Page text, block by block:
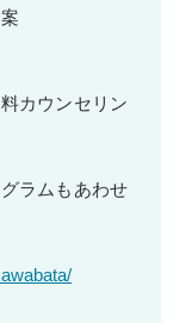
カウンセリン
ラムもあわせ